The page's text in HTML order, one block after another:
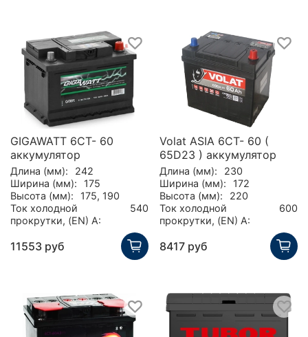
GIGAWATT 6CT- 60
аккумулятор
Длина (мм):
242
Ширина (мм):
175
Высота (мм):
175, 190
Ток холодной
прокрутки, (EN) А:
540
11553 руб
Volat ASIA 6CT- 60 (
65D23 ) аккумулятор
Длина (мм):
230
Ширина (мм):
172
Высота (мм):
220
Ток холодной
прокрутки, (EN) А:
600
8417 руб